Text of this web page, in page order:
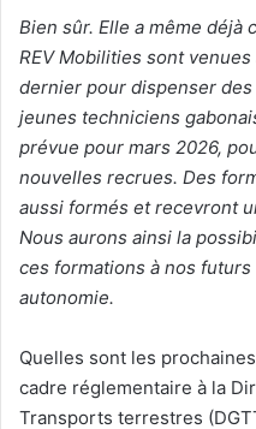
Bien sûr. Elle a même déjà
REV Mobilities sont
dernier pour dispenser
jeunes techniciens
prévue pour mars 2026,
nouvelles recrues. Des
aussi formés et recevront
Nous aurons ainsi la
ces formations à nos
autonomie.
Quelles sont les
cadre réglementaire à la
Transports terrestres